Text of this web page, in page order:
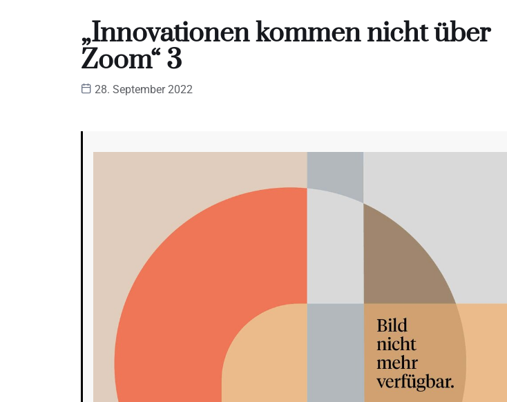
„Innovationen kommen nicht über
Zoom“ 3
28. September 2022